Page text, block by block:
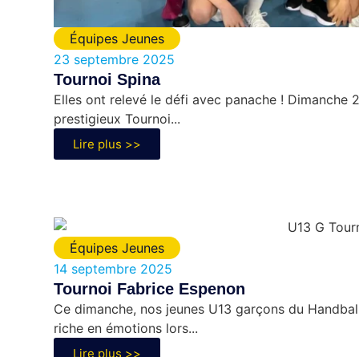
Équipes Jeunes
23 septembre 2025
Tournoi Spina
Elles ont relevé le défi avec panache ! Dimanche
prestigieux Tournoi...
Lire plus >>
Équipes Jeunes
14 septembre 2025
Tournoi Fabrice Espenon
Ce dimanche, nos jeunes U13 garçons du
riche en émotions lors...
Lire plus >>